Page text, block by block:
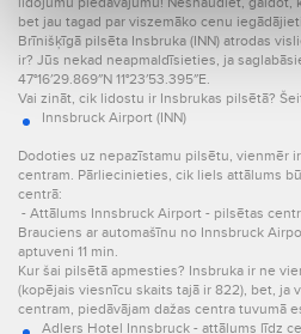
bet jau tagad par viszemāko cenu
Brīnišķīgā pilsēta Insbruka (INN) atrodas
ir? Jūs nekad neapmaldīsieties, ja
47°16′29.869″N 11°23′53.395″E.
Vai zināt, cik lidostu ir Insbrukas pilsētā?
Innsbruck Airport (INN)
Dodoties uz nepazīstamu pilsētu, vienmēr
centram. Pārliecinieties, cik liels attālums
centrā:
- Attālums Innsbruck Airport - pilsētas
Brauciens ar automašīnu no Innsbruck
aptuveni 11 min.
Kur šai pilsētā apmesties? Insbruka ir ne
(kopējais viesnīcu skaits tajā ir 822), bet, ja
centram, piedāvājam dažas centra tuvumā
Adlers Hotel Innsbruck - attālums līdz